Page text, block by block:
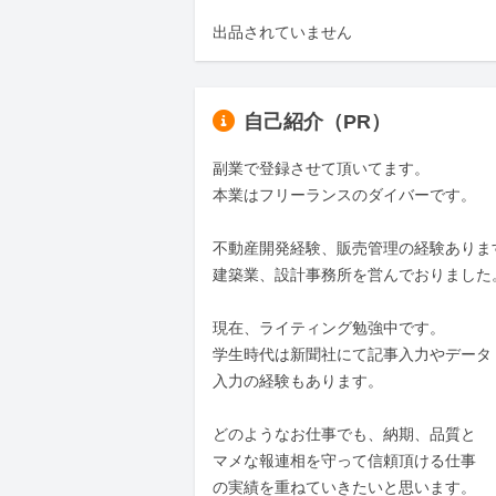
出品されていません
自己紹介（PR）
副業で登録させて頂いてます。
本業はフリーランスのダイバーです。
不動産開発経験、販売管理の経験ありま
建築業、設計事務所を営んでおりました
現在、ライティング勉強中です。
学生時代は新聞社にて記事入力やデータ
入力の経験もあります。
どのようなお仕事でも、納期、品質と
マメな報連相を守って信頼頂ける仕事
の実績を重ねていきたいと思います。